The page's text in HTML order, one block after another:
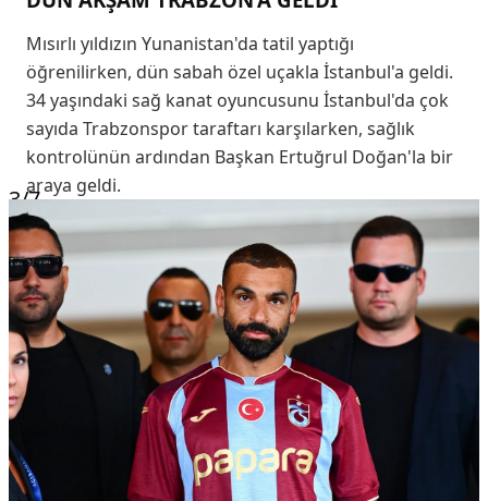
Mısırlı yıldızın Yunanistan'da tatil yaptığı
öğrenilirken, dün sabah özel uçakla İstanbul'a geldi.
34 yaşındaki sağ kanat oyuncusunu İstanbul'da çok
sayıda Trabzonspor taraftarı karşılarken, sağlık
kontrolünün ardından Başkan Ertuğrul Doğan'la bir
araya geldi.
3/7